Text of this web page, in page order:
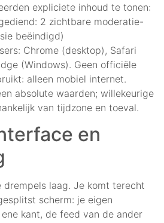
expliciete inhoud te tonen:
2 zichtbare moderatie-
beëindigd)
Chrome (desktop), Safari
(Windows). Geen officiële
alleen mobiel internet.
absolute waarden; willekeurige
van tijdzone en toeval.
en
laag. Je komt terecht
scherm: je eigen
kant, de feed van de ander